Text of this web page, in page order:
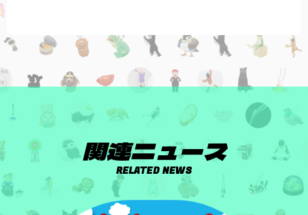
関連ニュース
RELATED NEWS